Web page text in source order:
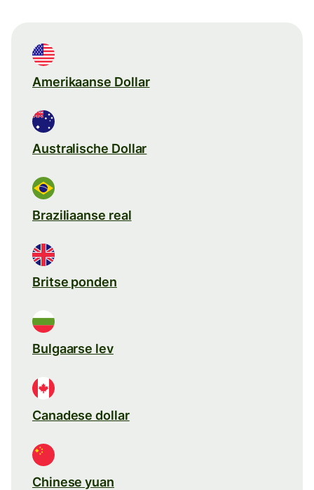
Amerikaanse Dollar
Australische Dollar
Braziliaanse real
Britse ponden
Bulgaarse lev
Canadese dollar
Chinese yuan